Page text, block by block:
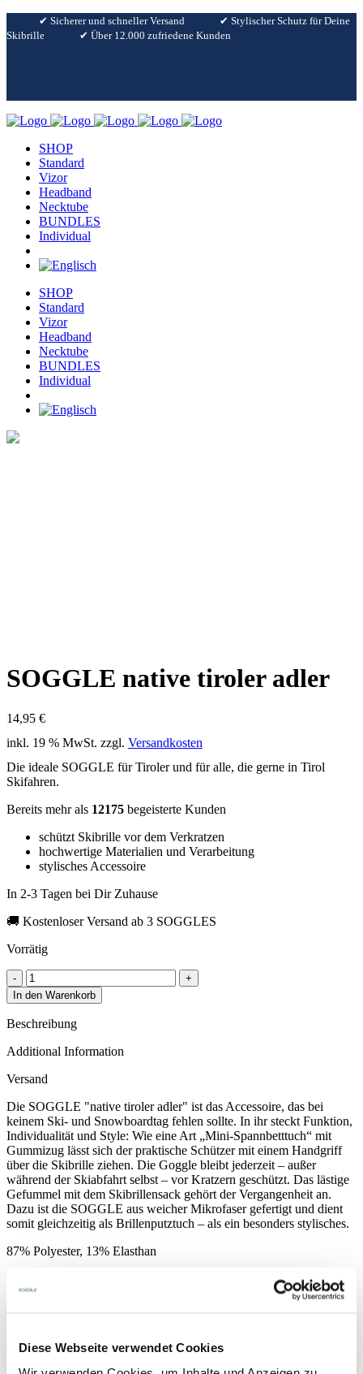
Diese Webseite verwendet Cookies
✔︎ Sicherer und schneller Versand
✔︎ Stylischer Schutz für Deine
Skibrille
✔︎ Über 12.000 zufriedene Kunden
SHOP
Standard
Vizor
Headband
Necktube
BUNDLES
Individual
SHOP
Standard
Vizor
Headband
Necktube
BUNDLES
Individual
SOGGLE native tiroler adler
14,95 €
inkl. 19 % MwSt. zzgl. Versandkosten
Die ideale SOGGLE für Tiroler und für alle, die gerne in Tirol
Skifahren.
Bereits mehr als 12175 begeisterte Kunden
schützt Skibrille vor dem Verkratzen
hochwertige Materialien und Verarbeitung
stylisches Accessoire
In 2-3 Tagen bei Dir Zuhause
🚚 Kostenloser Versand ab 3 SOGGLES
Vorrätig
SOGGLE
native
tiroler
adler
In den Warenkorb
Beschreibung
Additional Information
Versand
Die SOGGLE "native tiroler adler" ist das Accessoire, das bei
keinem Ski- und Snowboardtag fehlen sollte. In ihr steckt Funktion,
Individualität und Style: Wie eine Art „Mini-Spannbetttuch“ mit
Gummizug lässt sich der praktische Schützer mit einem Handgriff
über die Skibrille ziehen. Die Goggle bleibt jederzeit – außer
während der Skiabfahrt selbst – vor Kratzern geschützt. Das lästige
Gefummel mit dem Skibrillensack gehört der Vergangenheit an.
Dazu ist die SOGGLE aus weicher Mikrofaser gefertigt und dient
somit gleichzeitig als Brillenputztuch – als ein besonders stylisches.
87% Polyester, 13% Elasthan
Wenn wir Deine Bestellung bis 15 Uhr erhalten, versenden wir noch